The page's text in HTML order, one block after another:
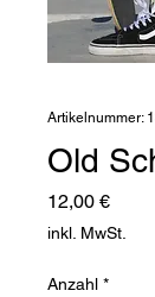
Artikelnummer:
Old
12,00 €Preis
inkl. MwSt.
Anzahl *